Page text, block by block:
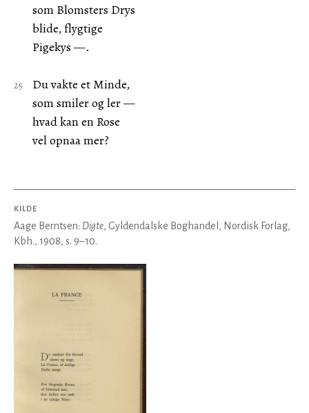
som Blomsters Drys
blide, flygtige
Pigekys —.
Du vakte et Minde,
som smiler og ler —
hvad kan en Rose
vel opnaa mer?
KILDE
Aage Berntsen: Digte, Gyldendalske Boghandel, Nordisk Forlag,
Kbh., 1908, s. 9–10.